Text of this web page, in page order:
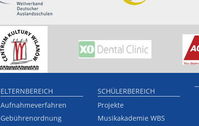
ELTERNBEREICH
Aufnahmeverfahren
Gebührenordnung
SCHÜLERBEREICH
Projekte
Musikakademie WBS